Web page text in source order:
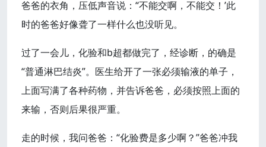
爸爸的衣角，压低声音说：“不能交啊，不能交！’此
时的爸爸好像聋了一样什么也没听见。
过了一会儿，化验和b超都做完了，经诊断，的确是
“普通淋巴结炎”。医生给开了一张必须输液的单子，
上面写满了各种药物，并告诉爸爸，必须按照上面的
来输，否则后果很严重。
走的时候，我问爸爸：“化验费是多少啊？”爸爸冲我